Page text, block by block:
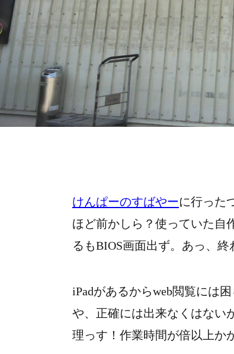
けんぱーのすばやーに行った
ほど前かしら？使っていた自
るもBIOS画面出ず。あっ、終
iPadがあるからweb閲覧には
や、正確には出来なくはない
理っす！作業時間が倍以上か